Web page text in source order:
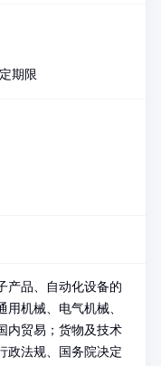
期限
产品、自动化设备的
用机械、电气机械、
内贸易；货物及技术
政法规、国务院决定